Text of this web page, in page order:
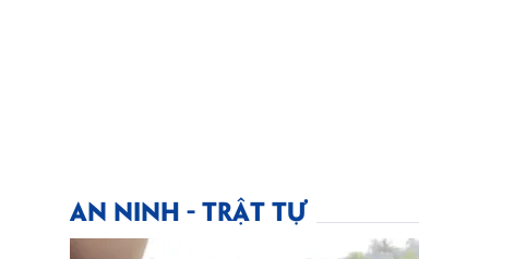
AN NINH - TRẬT TỰ